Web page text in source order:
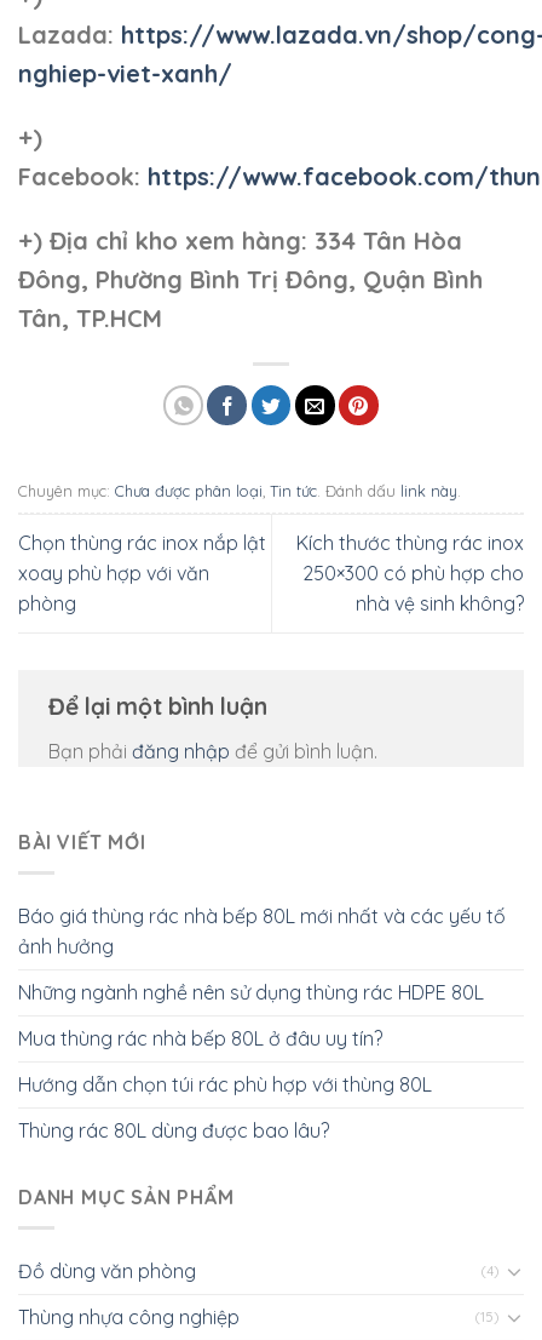
Lazada: https://www.lazada.vn/shop/
nghiep-viet-xanh/
+)
Facebook: https://www.facebook.com/
+) Địa chỉ kho xem hàng: 334 Tân Hòa
Đông, Phường Bình Trị Đông, Quận Bình
Tân, TP.HCM
Chuyên mục: Chưa được phân loại Tin tức . Đánh dấu link này
Chọn thùng rác inox nắp lật
xoay phù hợp với văn
phòng
Kích thước thùng rác inox
250×300 có phù hợp cho
nhà vệ sinh không?
Để lại một bình luận
Bạn phải đăng nhập để gửi bình luận.
BÀI VIẾT MỚI
Báo giá thùng rác nhà bếp 80L mới nhất và các yếu tố
ảnh hưởng
Những ngành nghề nên sử dụng thùng rác HDPE 80L
Mua thùng rác nhà bếp 80L ở đâu uy tín?
Hướng dẫn chọn túi rác phù hợp với thùng 80L
Thùng rác 80L dùng được bao lâu?
DANH MỤC SẢN PHẨM
Đồ dùng văn phòng (4)
Thùng nhựa công nghiệp (15)